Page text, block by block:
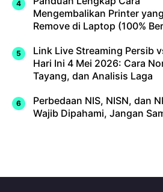
Mengembalikan Printer
Remove di Laptop (100%
Link Live Streaming Persib
Hari Ini 4 Mei 2026: Cara
Tayang, dan Analisis Laga
Perbedaan NIS, NISN, dan
Wajib Dipahami, Jangan